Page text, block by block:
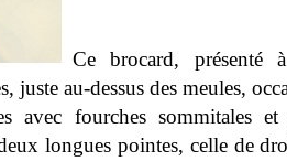
Ce brocard, présenté
juste au-dessus des meules,
avec fourches sommitales
longues pointes, celle de